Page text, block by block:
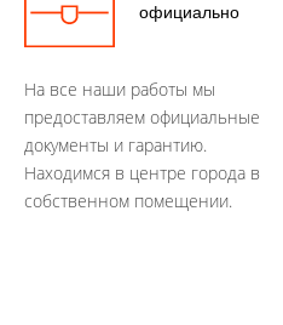
официально
На все наши работы мы
предоставляем официальные
документы и гарантию.
Находимся в центре города в
собственном помещении.